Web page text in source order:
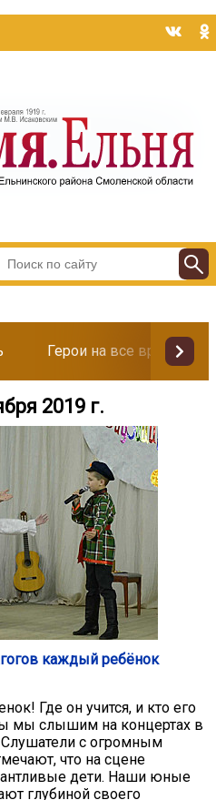
Герои на все времена
2019 г.
каждый ребёнок
Где он учится, и кто его
мы слышим на концертах в
с огромным
что на сцене
дети. Наши юные
глубиной своего